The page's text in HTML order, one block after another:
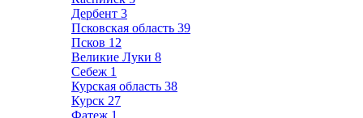
Дербент 3
Псковская область 39
Псков 12
Великие Луки 8
Себеж 1
Курская область 38
Курск 27
Фатеж 1